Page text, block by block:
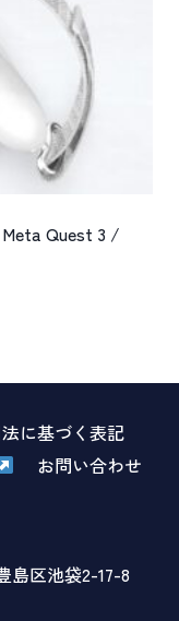
Quest 3 /
に基づく表記
お問い合わせ
島区池袋2-17-8